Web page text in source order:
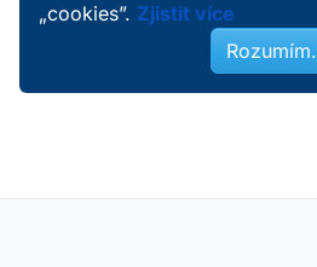
„cookies”. Zjistit více
Rozumím.